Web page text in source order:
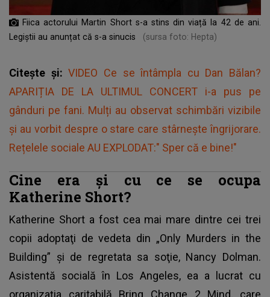
Fiica actorului Martin Short s-a stins din viață la 42 de ani.
Legiștii au anunțat că s-a sinucis
(sursa foto: Hepta)
Citește și:VIDEO Ce se întâmpla cu Dan Bălan?
APARIȚIA DE LA ULTIMUL CONCERT i-a pus pe
gânduri pe fani. Mulți au observat schimbări vizibile
și au vorbit despre o stare care stârnește îngrijorare.
Rețelele sociale AU EXPLODAT:" Sper că e bine!"
Cine era și cu ce se ocupa
Katherine Short?
Katherine Short a fost cea mai mare dintre cei trei
copii adoptaţi de vedeta din „Only Murders in the
Building” şi de regretata sa soţie, Nancy Dolman.
Asistentă socială în Los Angeles, ea a lucrat cu
organizaţia caritabilă Bring Change 2 Mind, care